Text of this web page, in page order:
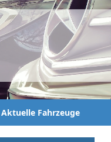
Aktuelle Fahrzeuge